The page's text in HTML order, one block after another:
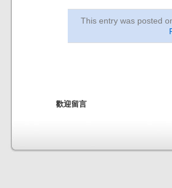
This entry was posted
歡迎留言